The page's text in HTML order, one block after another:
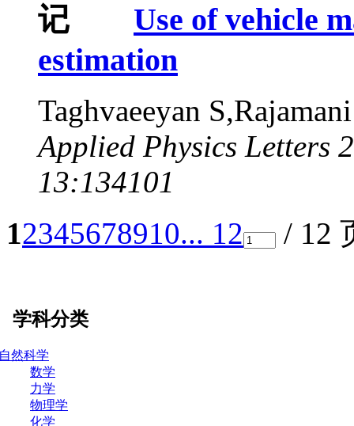
Use of vehicle
estimation
Taghvaeeyan
Applied Physics Letters
13:134101
12345678910... 12 / 12
科分类
然科学
数学
力学
物理学
化学